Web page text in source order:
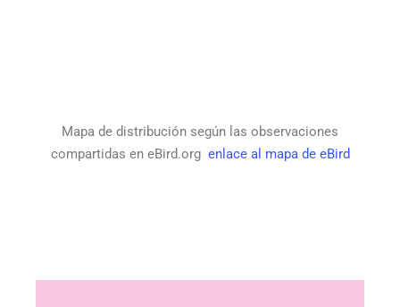
Mapa de distribución según las observaciones
compartidas en eBird.org enlace al mapa de eBird